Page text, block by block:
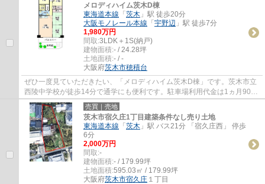
メロディハイム茨木D棟
東海道本線 「 茨木 」駅 徒歩20分
大阪モノレール本線 「 宇野辺 」駅 徒歩7分
1,980万円
間取:3LDK＋1S(納戸)
建物面積:- / 24.28坪
土地面積:- / -
大阪府茨木市穂積台
ぜひ一度見ていただきたい、「メロディハイム茨木D棟」です。茨木市立
西陵中学校が徒歩14分で通学にも便利です。駐車場利用代金は1ヵ月9000
円です。新居をお求めなら茨木市はいかがで...
売買｜売地
茨木市宿久庄1丁目建築条件なし売り土地
東海道本線 「 茨木 」駅 バス21分 「宿久庄西」 停歩
6分
2,000万円
間取:-
建物面積:- / 179.99坪
土地面積:595.03㎡ / 179.99坪
大阪府茨木市宿久庄 １丁目